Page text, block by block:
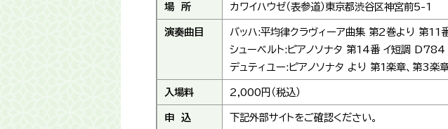
場 所 カワイハウゼ（表参道）東京都渋谷区神宮前5-1
演奏曲目
バッハ:平均律クラヴィーア曲集 第2巻より 第
シューベルト:ピアノソナタ 第14番 イ短調 D784
デュティユー:ピアノソナタ より 第1楽章、第3楽章
入場料 2,000円（税込）
申 込
下記外部サイトをご確認ください。